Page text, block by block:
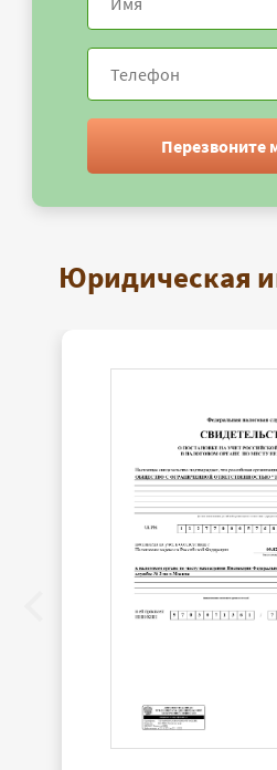
Перезвоните
Юридическая